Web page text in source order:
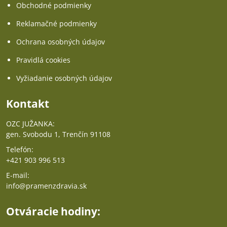
Obchodné podmienky
Reklamačné podmienky
Ochrana osobných údajov
Pravidlá cookies
Vyžiadanie osobných údajov
Kontakt
OZC JUŽANKA:
gen. Svobodu 1, Trenčín 91108
Telefón:
+421 903 996 513
E-mail:
info@pramenzdravia.sk
Otváracie hodiny: